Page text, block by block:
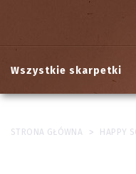
Wszystkie skarpetki
STRONA GŁÓWNA > HAPPY